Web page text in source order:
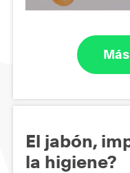
El jabón,
la higiene?